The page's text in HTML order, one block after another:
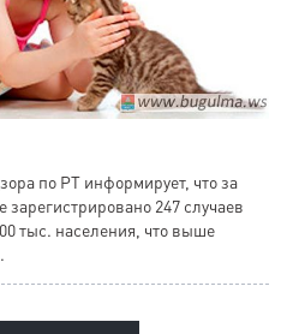
по РТ информирует, что за
зарегистрировано 247 случаев
тыс. населения, что выше